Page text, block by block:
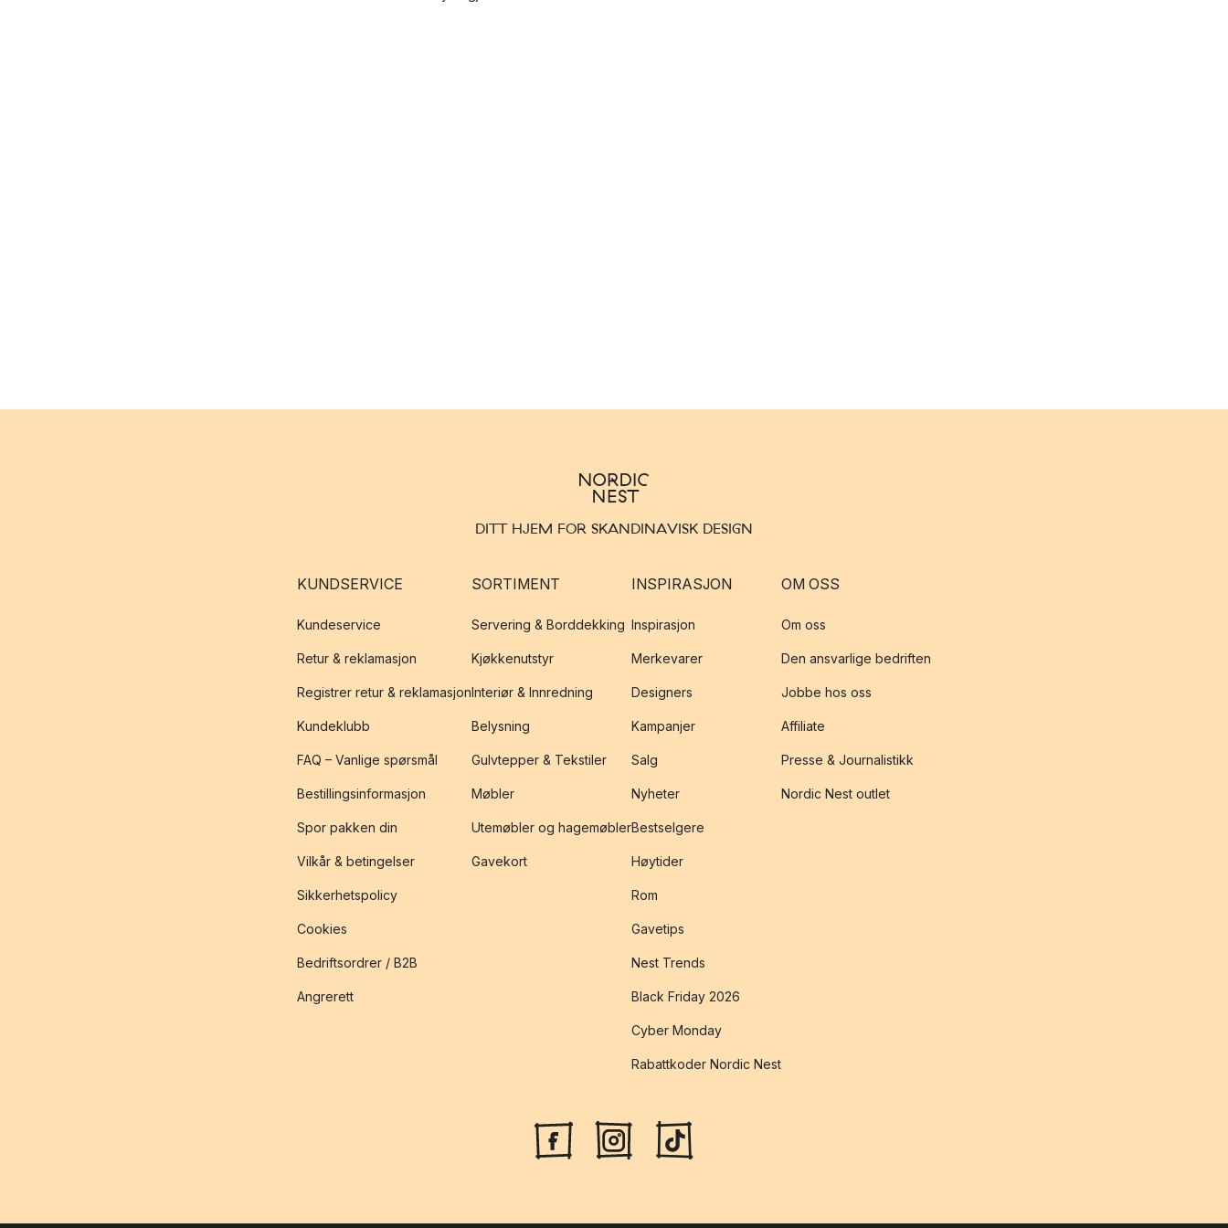
DITT HJEM FOR SKANDINAVISK DESIGN
KUNDSERVICE
Kundeservice
Retur & reklamasjon
Registrer retur & reklamasjon
Kundeklubb
FAQ – Vanlige spørsmål
Bestillingsinformasjon
Spor pakken din
Vilkår & betingelser
Sikkerhetspolicy
Cookies
Bedriftsordrer / B2B
Angrerett
SORTIMENT
Servering & Borddekking
Kjøkkenutstyr
Interiør & Innredning
Belysning
Gulvtepper & Tekstiler
Møbler
Utemøbler og hagemøbler
Gavekort
INSPIRASJON
Inspirasjon
Merkevarer
Designers
Kampanjer
Salg
Nyheter
Bestselgere
Høytider
Rom
Gavetips
Nest Trends
Black Friday 2026
Cyber Monday
Rabattkoder Nordic Nest
OM OSS
Om oss
Den ansvarlige bedriften
Jobbe hos oss
Affiliate
Presse & Journalistikk
Nordic Nest outlet